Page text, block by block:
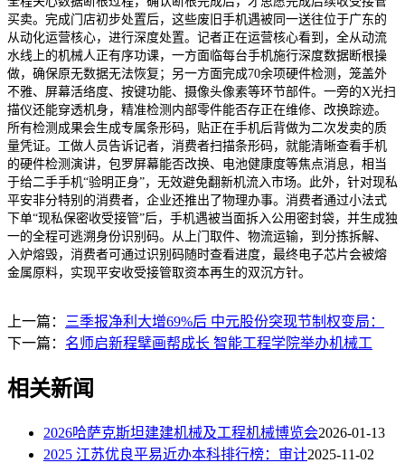
买卖。完成门店初步处置后，这些废旧手机遇被同一送往位于广东的
从动化运营核心，进行深度处置。记者正在运营核心看到，全从动流
水线上的机械人正有序功课，一方面临每台手机施行深度数据断根操
做，确保原无数据无法恢复；另一方面完成70余项硬件检测，笼盖外
不雅、屏幕活络度、按键功能、摄像头像素等环节部件。一旁的X光扫
描仪还能穿透机身，精准检测内部零件能否存正在维修、改换踪迹。
所有检测成果会生成专属条形码，贴正在手机后背做为二次发卖的质
量凭证。工做人员告诉记者，消费者扫描条形码，就能清晰查看手机
的硬件检测演讲，包罗屏幕能否改换、电池健康度等焦点消息，相当
于给二手手机“验明正身”，无效避免翻新机流入市场。此外，针对现私
平安非分特别的消费者，企业还推出了物理办事。消费者通过小法式
下单“现私保密收受接管”后，手机遇被当面拆入公用密封袋，并生成独
一的全程可逃溯身份识别码。从上门取件、物流运输，到分拣拆解、
入炉熔毁，消费者可通过识别码随时查看进度，最终电子芯片会被熔
金属原料，实现平安收受接管取资本再生的双沉方针。
上一篇：
三季报净利大增69%后 中元股份突现节制权变局：
下一篇： 名师启新程擘画帮成长 智能工程学院举办机械工
相关新闻
2026哈萨克斯坦建建机械及工程机械博览会2026-01-13
2025 江苏优良平易近办本科排行榜：审计2025-11-02